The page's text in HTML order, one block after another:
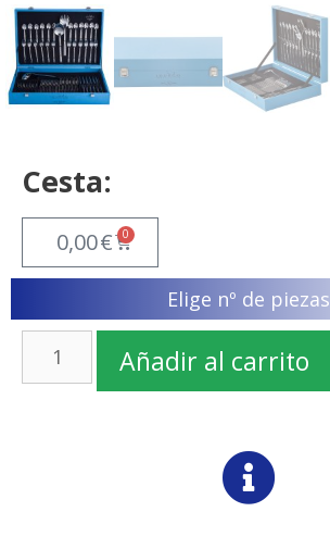
Cesta:
0,00€ 0
Elige nº de piezas
Añadir al carrito